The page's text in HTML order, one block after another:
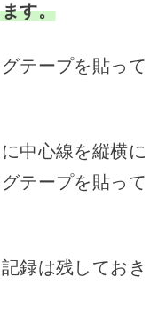
す。
テープを貼って
中心線を縦横に
テープを貼って
録は残しておき